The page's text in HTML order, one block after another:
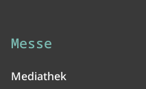
Messe
Mediathek